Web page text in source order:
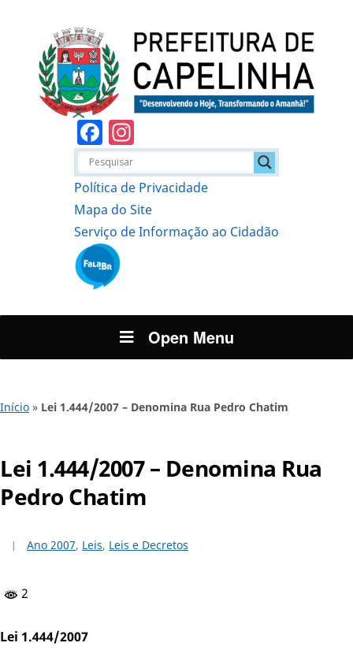
Facebook
Política de Privacidade
Mapa do Site
Serviço de Informação ao Cidadão
Open Menu
Início » Lei 1.444/2007 – Denomina Rua Pedro Chatim
Lei 1.444/2007 – Denomina Rua
Pedro Chatim
Ano 2007, Leis, Leis e Decretos
2
Lei 1.444/2007